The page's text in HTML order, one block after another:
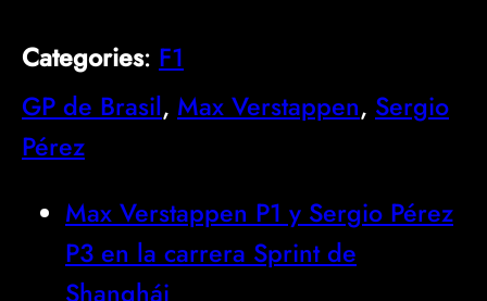
Categories: F1
GP de Brasil, Max Verstappen, Sergio
Pérez
Max Verstappen P1 y Sergio Pérez
P3 en la carrera Sprint de
Shanghái